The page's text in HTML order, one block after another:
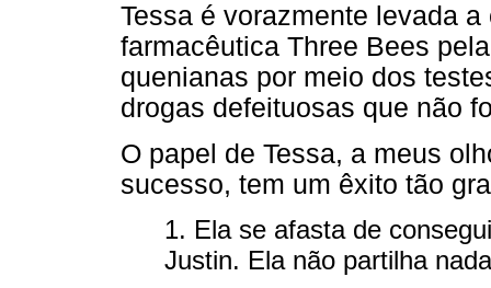
Tessa é vorazmente levada
farmacêutica Three Bees
quenianas por meio dos
drogas defeituosas que não
O papel de Tessa, a meus
sucesso, tem um êxito tão
1. Ela se afasta de
Justin. Ela não partilha